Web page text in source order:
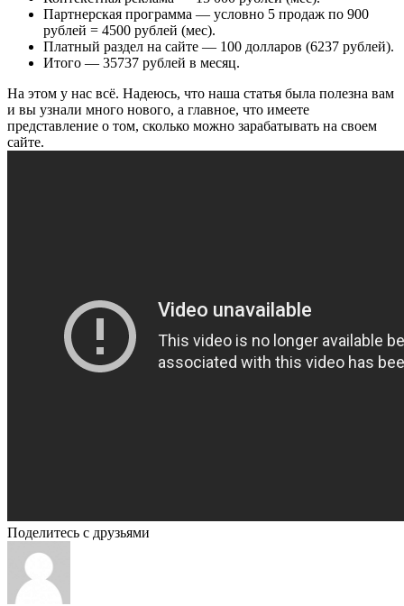
Партнерская программа — условно 5 продаж по 900
рублей = 4500 рублей (мес).
Платный раздел на сайте — 100 долларов (6237 рублей).
Итого — 35737 рублей в месяц.
На этом у нас всё. Надеюсь, что наша статья была полезна вам
и вы узнали много нового, а главное, что имеете
представление о том, сколько можно зарабатывать на своем
сайте.
Поделитесь с друзьями